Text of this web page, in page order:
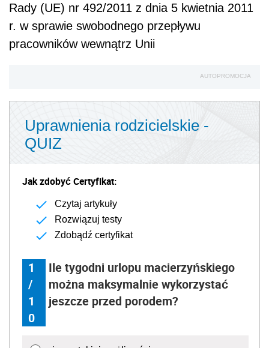
Rady (UE) nr 492/2011 z dnia 5 kwietnia 2011
r. w sprawie swobodnego przepływu
pracowników wewnątrz Unii
AUTOPROMOCJA
Uprawnienia rodzicielskie -
QUIZ
Jak zdobyć Certyfikat:
Czytaj artykuły
Rozwiązuj testy
Zdobądź certyfikat
1
/
1
0
Ile tygodni urlopu macierzyńskiego
można maksymalnie wykorzystać
jeszcze przed porodem?